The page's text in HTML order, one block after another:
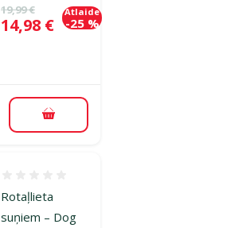
Oriģinālā cena
19,99 €
Cena
14,98 €
Atlaide
-25 %
Pievienot grozam
Rotaļlieta
suņiem – Dog